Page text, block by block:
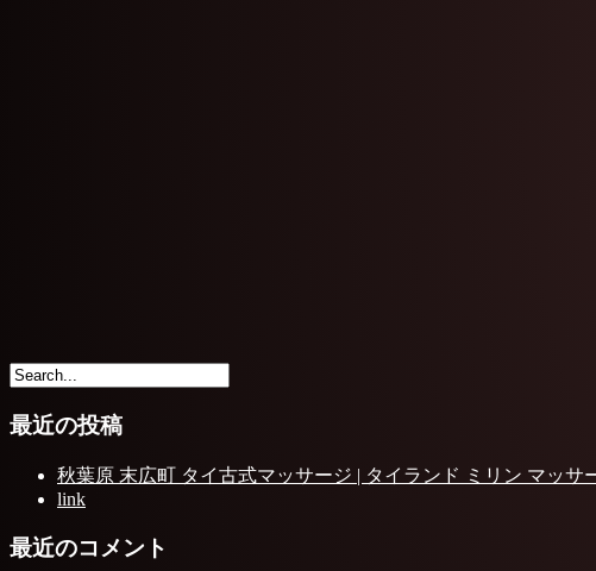
最近の投稿
秋葉原 末広町 タイ古式マッサージ | タイランド ミリン マッサ
link
最近のコメント